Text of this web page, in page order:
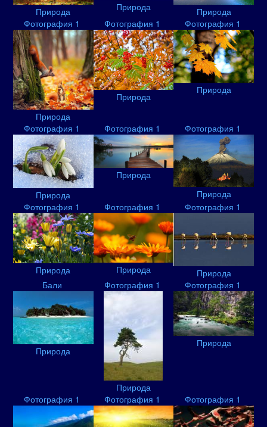
Природа Природа
Природа
Фотография 1
Природа
Фотография 1
Природа
Фотография 1
Природа
Фотография 1
Природа
Фотография 1
Природа
Фотография 1
Природа
Фотография 1
Природа
Фотография 1
Природа
Фотография 1
Природа
Бали
Природа
Фотография 1
Природа
Фотография 1
Природа
Фотография 1 Фотография 1 Фотография 1